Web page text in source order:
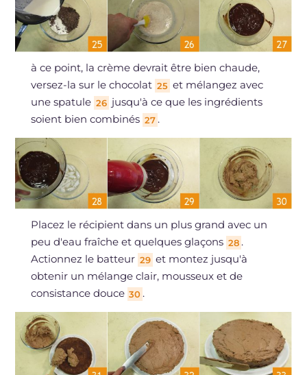
à ce point, la crème devrait être bien chaude,
versez-la sur le chocolat 25 et mélangez avec
une spatule 26 jusqu'à ce que les ingrédients
soient bien combinés 27 .
Placez le récipient dans un plus grand avec un
peu d'eau fraîche et quelques glaçons 28 .
Actionnez le batteur 29 et montez jusqu'à
obtenir un mélange clair, mousseux et de
consistance douce 30 .